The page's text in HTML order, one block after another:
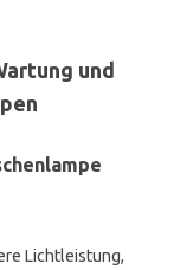
und
Lichtleistung,